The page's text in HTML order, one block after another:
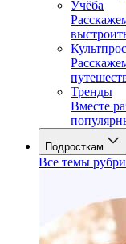
Учёба
Тренды
Вместе
Подросткам
Все темы